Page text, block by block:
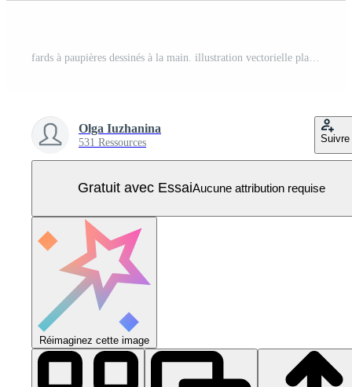
Olga Iuzhanina
531 Ressources Suivre
Gratuit avec EssaiAucune attribution requise
Réimaginez cette image